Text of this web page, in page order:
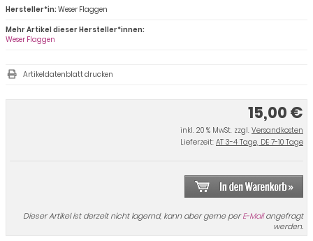
15,00 €
inkl. 20 % MwSt. zzgl. Versandkosten
Lieferzeit: AT 3-4 Tage, DE 7-10 Tage
Dieser Artikel ist derzeit nicht lagernd, kann aber gerne perE-Mailangefragt
werden.
Hersteller*in:Weser Flaggen
Mehr Artikel dieser Hersteller*innen:
Weser Flaggen
Artikeldatenblatt drucken